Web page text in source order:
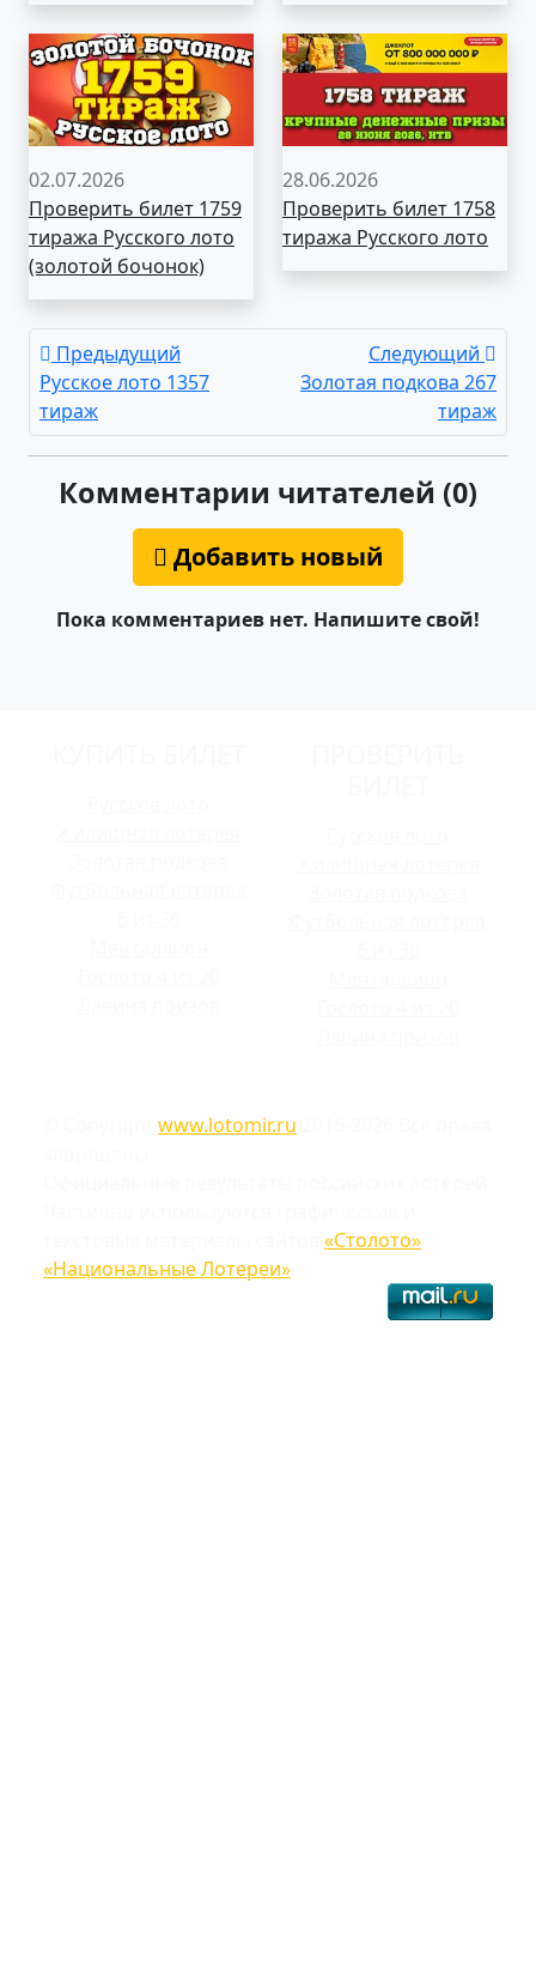
02.07.2026
Проверить билет 1759
тиража Русского лото
(золотой бочонок)
28.06.2026
Проверить билет 1758
тиража Русского лото
Предыдущий
Русское лото 1357
тираж
Следующий
Золотая подкова 267
тираж
Комментарии читателей (0)
Добавить новый
Пока комментариев нет. Напишите свой!
www.lotomir.ru
«Столото»
«Национальные Лотереи»